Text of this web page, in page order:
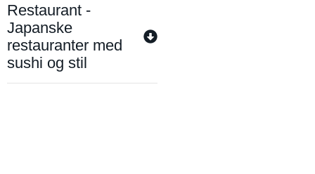
Restaurant -
Japanske
restauranter med
sushi og stil